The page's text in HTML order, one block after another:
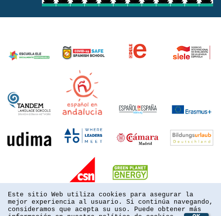
Este sitio Web utiliza cookies para asegurar la
mejor experiencia al usuario. Si continúa navegando,
consideramos que acepta su uso. Puede obtener más